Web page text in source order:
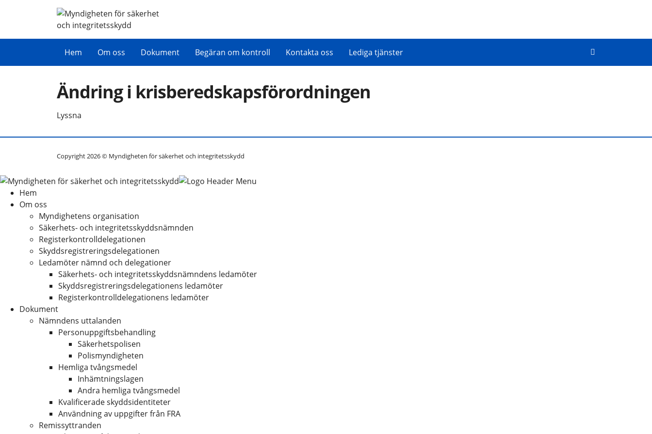
Hem Om oss Dokument Begäran om kontroll Kontakta oss Lediga tjänster
Ändring i krisberedskapsförordningen
Lyssna
Copyright 2026 © Myndigheten för säkerhet och integritetsskydd
Hem
Om oss
Myndighetens organisation
Säkerhets- och integritetsskyddsnämnden
Registerkontrolldelegationen
Skyddsregistreringsdelegationen
Ledamöter nämnd och delegationer
Säkerhets- och integritetsskyddsnämndens ledamöter
Skyddsregistreringsdelegationens ledamöter
Registerkontrolldelegationens ledamöter
Dokument
Nämndens uttalanden
Personuppgiftsbehandling
Säkerhetspolisen
Polismyndigheten
Hemliga tvångsmedel
Inhämtningslagen
Andra hemliga tvångsmedel
Kvalificerade skyddsidentiteter
Användning av uppgifter från FRA
Remissyttranden